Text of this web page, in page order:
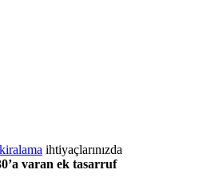
ihtiyaçlarınızda
varan ek tasarruf